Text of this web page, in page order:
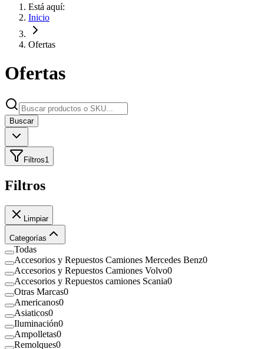
Está aquí:
Inicio
Ofertas
Ofertas
Buscar
Filtros1
Filtros
Limpiar
Categorías
Todas
Accesorios y Repuestos Camiones Mercedes Benz0
Accesorios y Repuestos Camiones Volvo0
Accesorios y Repuestos camiones Scania0
Otras Marcas0
Americanos0
Asiaticos0
Iluminación0
Ampolletas0
Remolques0